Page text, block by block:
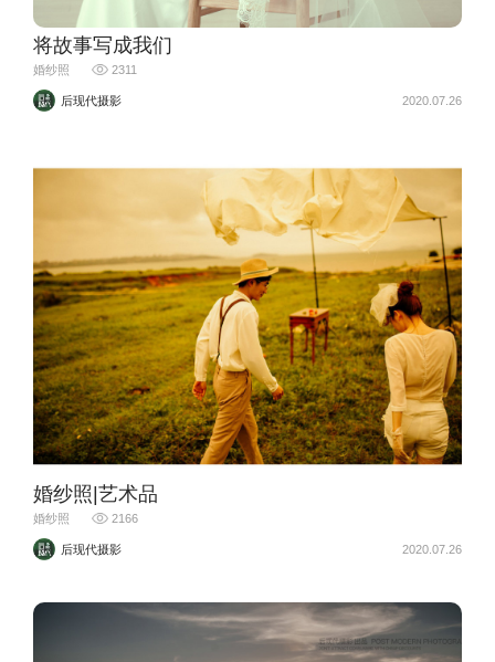
将故事写成我们
婚纱照 2311
后现代摄影 2020.07.26
婚纱照|艺术品
婚纱照 2166
后现代摄影 2020.07.26